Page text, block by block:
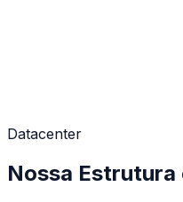
Datacenter
Nossa